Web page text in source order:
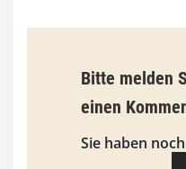
€
i
s
9
Bitte melden
einen
Sie haben